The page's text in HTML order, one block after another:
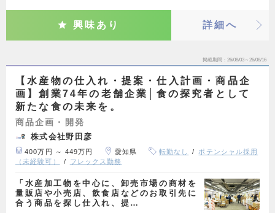
興味あり 詳細へ
掲載期間 26/08/03～26/08/16
【水産物の仕入れ・提案・仕入計画・商品企
画】創業74年の老舗企業│食の探究者として
新たな食の未来を。
商品企画・開発
株式会社野田彦
400万円 ～ 449万円 愛知県 転勤なし
ポテンシャル採用
（未経験可）
フレックス勤務
「水産加工物を中心に、卸売市場の商材を
量販店や小売店、飲食店などのお取引先に
合う商品を探し仕入れ、提…